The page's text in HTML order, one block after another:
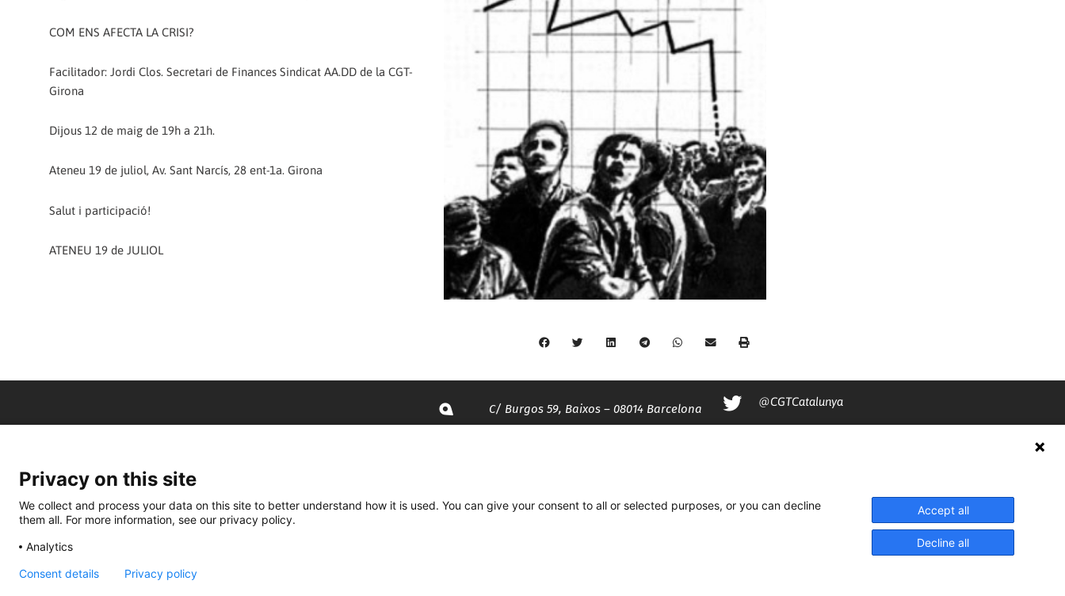
COM ENS AFECTA LA CRISI?
Facilitador: Jordi Clos. Secretari de Finances Sindicat AA.DD de la CGT-
Girona
Dijous 12 de maig de 19h a 21h.
Ateneu 19 de juliol, Av. Sant Narcís, 28 ent-1a. Girona
Salut i participació!
ATENEU 19 de JULIOL
C/ Burgos 59, Baixos – 08014 Barcelona
935 120 481
@CGTCatalunya
Privacy on this site
We collect and process your data on this site to better understand how it is used. You can give your consent to all or selected purposes, or you can decline
them all. For more information, see our privacy policy.
Analytics
Accept all
Decline all
Consent details Privacy policy